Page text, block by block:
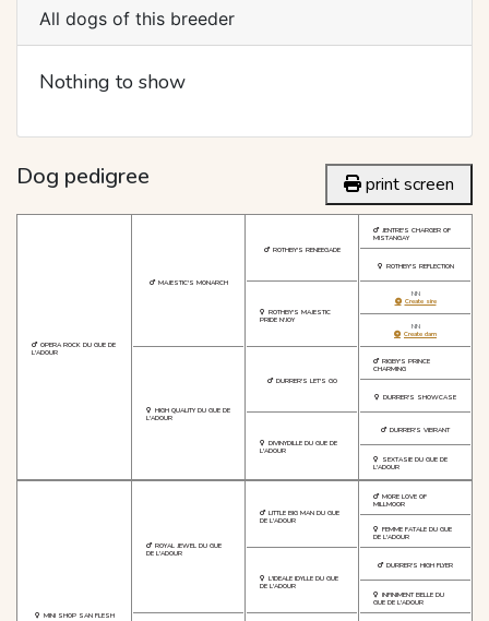
All dogs of this breeder
Nothing to show
Dog pedigree print screen
OPERA ROCK DU GUE DE
L'ADOUR
MAJESTIC'S MONARCH
HIGH QUALITY DU GUE DE
L'ADOUR
ROTHBY'S RENEEGADE
ROTHBY'S MAJESTIC
PRIDE N'JOY
DURRER'S LET'S GO
DIVINYDILLE DU GUE DE
L'ADOUR
JENTRE'S CHARGER OF
MISTANGAY
ROTHBY'S REFLECTION
NN
Create sire
NN
Create dam
RIGBY'S PRINCE
CHARMING
DURRER'S SHOWCASE
DURRER'S VIBRANT
SEXTASIE DU GUE DE
L'ADOUR
MINI SHOP SAN FLESH
ROYAL JEWEL DU GUE
DE L'ADOUR
LITTLE BIG MAN DU GUE
DE L'ADOUR
L'IDEALE IDYLLE DU GUE
DE L'ADOUR
MORE LOVE OF
MILLMOOR
FEMME FATALE DU GUE
DE L'ADOUR
DURRER'S HIGH FLYER
INFINIMENT BELLE DU
GUE DE L'ADOUR